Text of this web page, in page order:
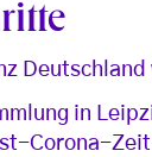
in
Corona-